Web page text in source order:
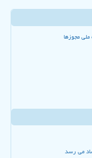
مجوزها
می رسد